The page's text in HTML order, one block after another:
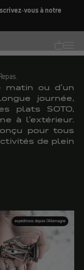
vous à notre
matin ou d'un
journée,
plats SOTO,
à l'extérieur.
pour tous
de plein
expéditions depuis l'Allemagne